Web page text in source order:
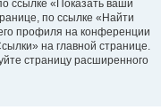
ссылке «Показать ваши
по ссылке «Найти
профиля на конференции
на главной странице.
страницу расширенного